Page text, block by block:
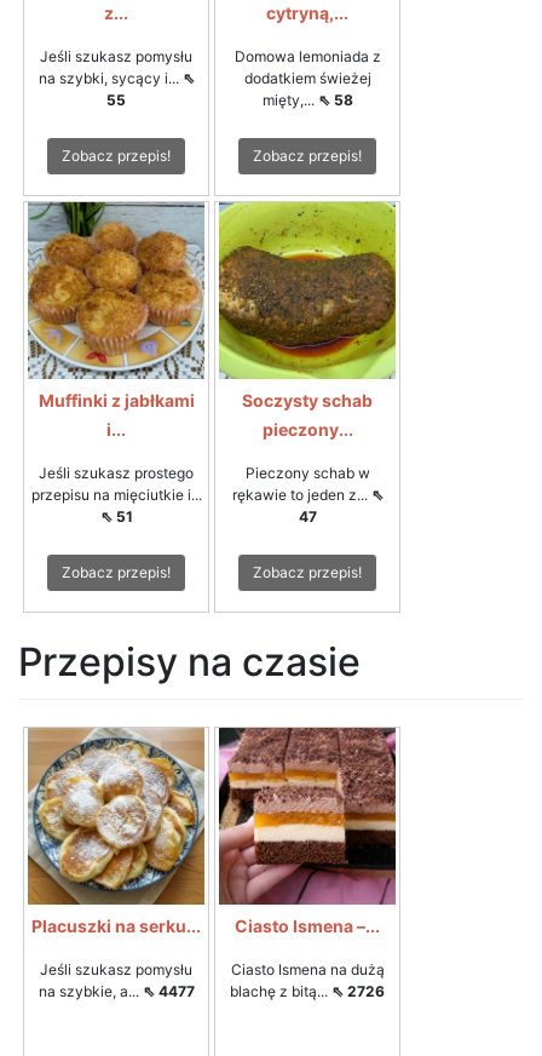
z...
Jeśli szukasz pomysłu
na szybki, sycący i... ⇖
55
Zobacz przepis!
cytryną,...
Domowa lemoniada z
dodatkiem świeżej
mięty,... ⇖ 58
Zobacz przepis!
Muffinki z jabłkami
i...
Jeśli szukasz prostego
przepisu na mięciutkie i...
⇖ 51
Zobacz przepis!
Soczysty schab
pieczony...
Pieczony schab w
rękawie to jeden z... ⇖
47
Zobacz przepis!
Przepisy na czasie
Placuszki na serku...
Jeśli szukasz pomysłu
na szybkie, a... ⇖ 4477
Ciasto Ismena –...
Ciasto Ismena na dużą
blachę z bitą... ⇖ 2726